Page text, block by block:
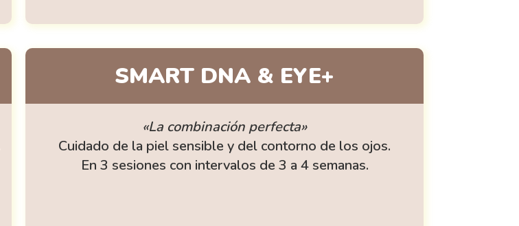
SMART DNA & EYE+
«La combinación perfecta»
Cuidado de la piel sensible y del contorno de los ojos.
En 3 sesiones con intervalos de 3 a 4 semanas.